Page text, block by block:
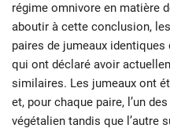
régime omnivore en matière
aboutir à cette conclusion,
paires de jumeaux
qui ont déclaré avoir
similaires. Les jumeaux ont
et, pour chaque paire, l’un
végétalien tandis que l’autre